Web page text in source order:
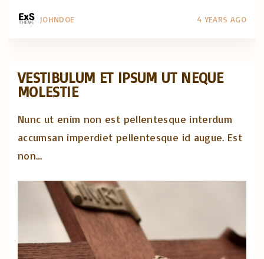
JOHNDOE 4 YEARS AGO
VESTIBULUM ET IPSUM UT NEQUE
MOLESTIE
Nunc ut enim non est pellentesque interdum
accumsan imperdiet pellentesque id augue. Est
non…